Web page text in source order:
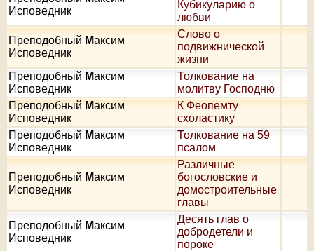
Исповедник
Кубикуларию о
любви
Преподобный Максим
Исповедник
Слово о
подвижнической
жизни
Преподобный Максим
Исповедник
Толкование на
молитву Господню
ПреподобныйМаксим
Исповедник
К Феопемту
схоластику
Преподобный Максим
Исповедник
Толкование на 59
псалом
Преподобный Максим
Исповедник
Различные
богословские и
домостроительные
главы
Преподобный Максим
Исповедник
Десять глав о
добродетели и
пороке